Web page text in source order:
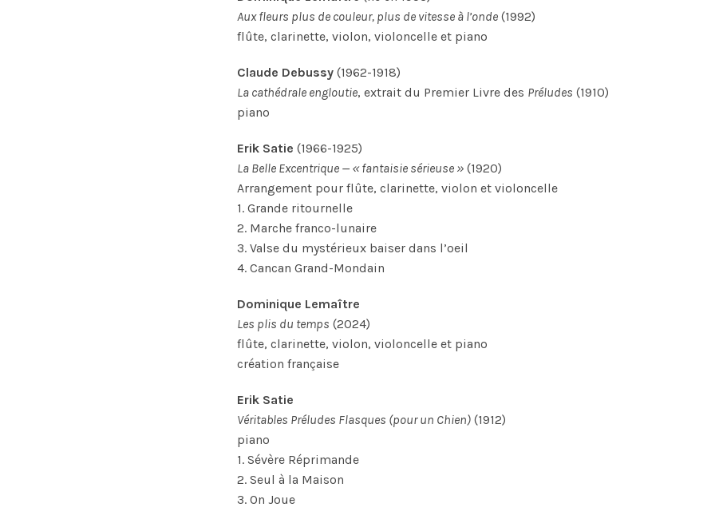
Aux fleurs plus de couleur, plus de vitesse à l’onde (1992)
flûte, clarinette, violon, violoncelle et piano
Claude Debussy (1962-1918)
La cathédrale engloutie, extrait du Premier Livre des Préludes (1910)
piano
Erik Satie (1966-1925)
La Belle Excentrique — « fantaisie sérieuse » (1920)
Arrangement pour flûte, clarinette, violon et violoncelle
1. Grande ritournelle
2. Marche franco-lunaire
3. Valse du mystérieux baiser dans l’oeil
4. Cancan Grand-Mondain
Dominique Lemaître
Les plis du temps (2024)
flûte, clarinette, violon, violoncelle et piano
création française
Erik Satie
Véritables Préludes Flasques (pour un Chien) (1912)
piano
1. Sévère Réprimande
2. Seul à la Maison
3. On Joue